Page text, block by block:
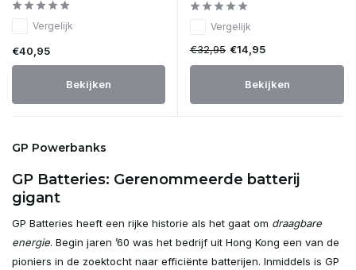
Vergelijk
€40,95
Bekijken
Vergelijk
€32,95 €14,95
Bekijken
GP Powerbanks
GP Batteries: Gerenommeerde batterij
gigant
GP Batteries heeft een rijke historie als het gaat om draagbare
energie. Begin jaren ’60 was het bedrijf uit Hong Kong een van de
pioniers in de zoektocht naar efficiënte batterijen. Inmiddels is GP